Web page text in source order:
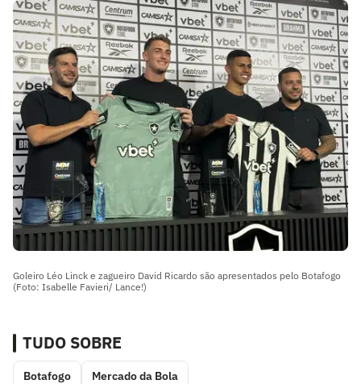
Goleiro Léo Linck e zagueiro David Ricardo são apresentados pelo Botafogo
(Foto: Isabelle Favieri/ Lance!)
TUDO SOBRE
Botafogo Mercado da Bola